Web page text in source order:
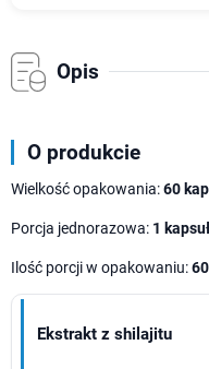
Opis
O produkcie
Wielkość opakowania:60
Porcja jednorazowa: 1
Ilość porcji w opakowaniu:60
Ekstrakt z shilajitu